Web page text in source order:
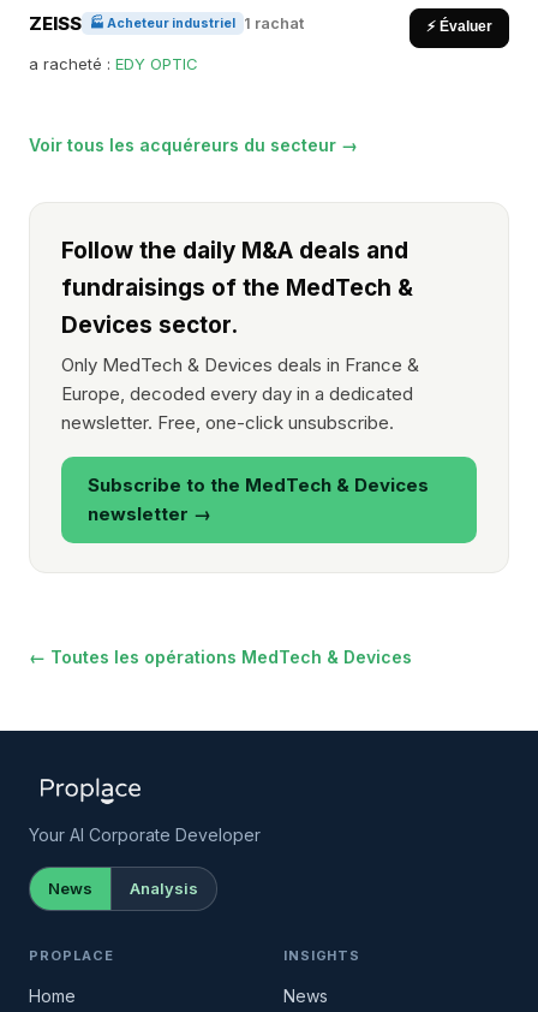
ZEISS 🏭 Acheteur industriel 1 rachat ⚡ Évaluer
a racheté : EDY OPTIC
Voir tous les acquéreurs du secteur →
Follow the daily M&A deals and
fundraisings of the MedTech &
Devices sector.
Only MedTech & Devices deals in France &
Europe, decoded every day in a dedicated
newsletter. Free, one-click unsubscribe.
Subscribe to the MedTech & Devices
newsletter →
← Toutes les opérations MedTech & Devices
Your AI Corporate Developer
News Analysis
PROPLACE
Home
INSIGHTS
News